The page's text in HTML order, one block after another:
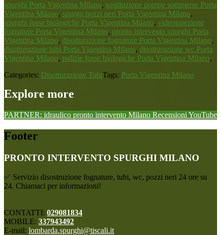
spurghi Porta Vigentina Milano, sostituzione pompe sommerse Porta
Vigentina Milano, spurgo pozzi neri Porta Vigentina Milano,
spurghi fosse biologiche Porta Vigentina Milano, videoispezione
fognature Porta Vigentina Milano, pronto intervento spurghi Porta
Vigentina Milano, disotturazione fognature Porta Vigentina Milano,
disotturazione tubi Porta Vigentina Milano, disotturazione wc Porta
Vigentina Milano, pulizie fosse biologiche Porta Vigentina Milano,
Categories: Disotturazione TubiTags: Porta Vigentina Milano
Explore more
PARTNER: idraulico pronto intervento Milano Recensioni YouTube
Footer
PRONTO INTERVENTO SPURGHI MILANO
✅ Servizio disostruzione fognature, tubi, wc, pozzi neri 24 ore su
24. Chiamaci per informazioni!
CONTATTI: 029081834
MOBILE: 337943492
E-mail: lombarda.spurghi@tiscali.it